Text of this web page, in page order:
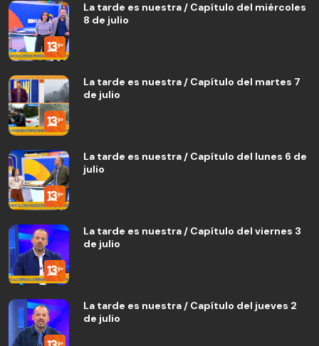
La tarde es nuestra / Capítulo del miércoles
8 de julio
La tarde es nuestra / Capítulo del martes 7
de julio
La tarde es nuestra / Capítulo del lunes 6 de
julio
La tarde es nuestra / Capítulo del viernes 3
de julio
La tarde es nuestra / Capítulo del jueves 2
de julio